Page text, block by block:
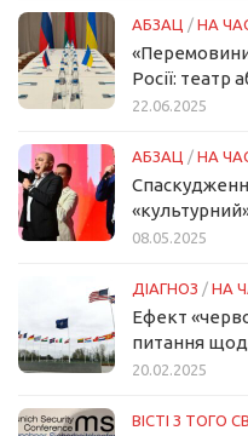
АБЗАЦ / НА
Росії: театр
22.06.2025
АБЗАЦ / НА
08.05.2025
ДІАГНОЗ / НА
Ефект
питання
20.02.2025
ВІСТІ З ТОГО